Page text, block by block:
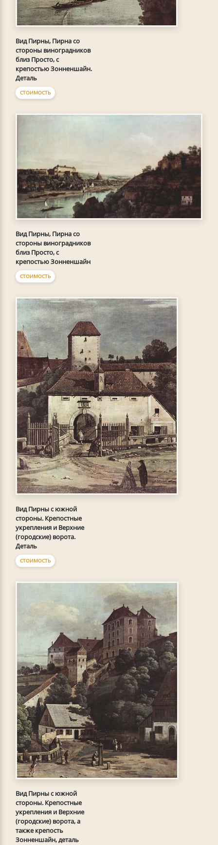
Вид Пирны, Пирна со
стороны виноградников
близ Просто, с
крепостью Зонненшайн.
Деталь
СТОИМОСТЬ
Вид Пирны, Пирна со
стороны виноградников
близ Просто, с
крепостью Зонненшайн
СТОИМОСТЬ
Вид Пирны с южной
стороны. Крепостные
укрепления и Верхние
(городские) ворота.
Деталь
СТОИМОСТЬ
Вид Пирны с южной
стороны. Крепостные
укрепления и Верхние
(городские) ворота, а
также крепость
Зонненшайн, деталь